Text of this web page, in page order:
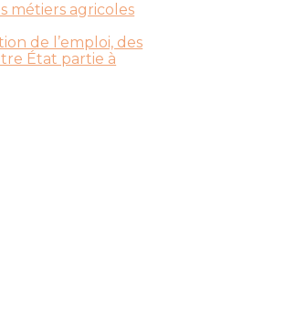
métiers agricoles
de l’emploi, des
État partie à